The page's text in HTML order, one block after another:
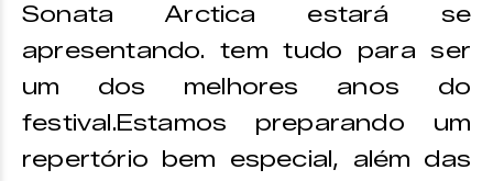
Sonata Arctica estará se
apresentando. tem tudo para ser
um dos melhores anos do
festival.Estamos preparando um
repertório bem especial, além das